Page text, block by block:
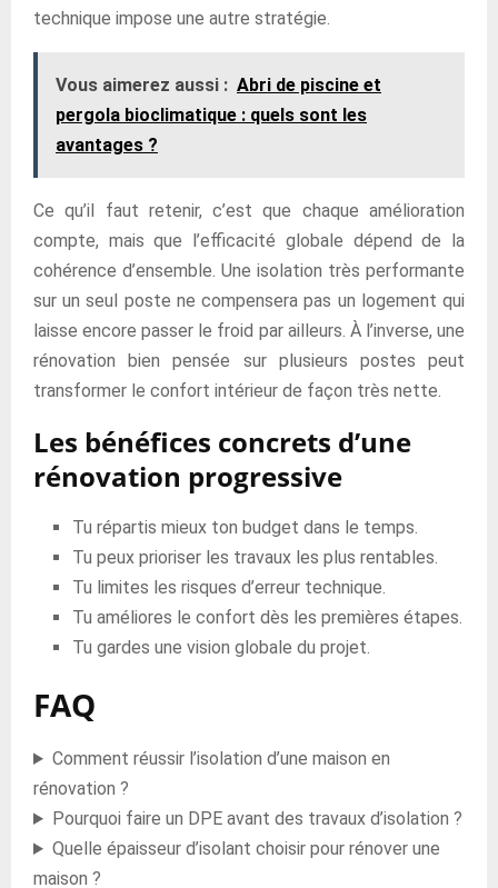
technique impose une autre stratégie.
Vous aimerez aussi : Abri de piscine et
pergola bioclimatique : quels sont les
avantages ?
Ce qu’il faut retenir, c’est que chaque amélioration
compte, mais que l’efficacité globale dépend de la
cohérence d’ensemble. Une isolation très performante
sur un seul poste ne compensera pas un logement qui
laisse encore passer le froid par ailleurs. À l’inverse, une
rénovation bien pensée sur plusieurs postes peut
transformer le confort intérieur de façon très nette.
Les bénéfices concrets d’une
rénovation progressive
Tu répartis mieux ton budget dans le temps.
Tu peux prioriser les travaux les plus rentables.
Tu limites les risques d’erreur technique.
Tu améliores le confort dès les premières étapes.
Tu gardes une vision globale du projet.
FAQ
Comment réussir l’isolation d’une maison en
rénovation ?
Pourquoi faire un DPE avant des travaux d’isolation ?
Quelle épaisseur d’isolant choisir pour rénover une
maison ?